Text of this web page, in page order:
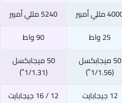
مللي أمبير
5240 مللي أمبير
25 واط
90 واط
50 ميجابكسل
(1/1.56″)
50 ميجابكسل
(1/1.31″)
12 جيجابايت 12 / 16 جيجابايت